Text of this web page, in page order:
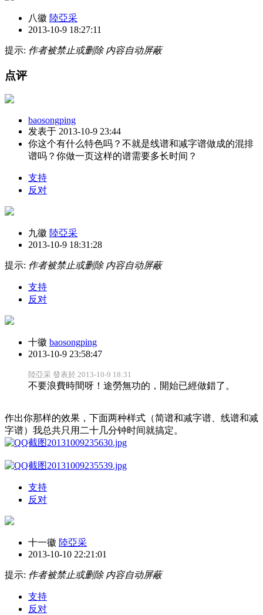
八徽 陸亞采
2013-10-9 18:27:11
提示: 作者被禁止或删除 内容自动屏蔽
点评
baosongping
发表于 2013-10-9 23:44
你这个有什么特色吗？不就是线谱和减字谱做成的混排
谱吗？你做一页这样的谱需要多长时间？
支持
反对
九徽 陸亞采
2013-10-9 18:31:28
提示: 作者被禁止或删除 内容自动屏蔽
支持
反对
十徽 baosongping
2013-10-9 23:58:47
陸亞采 發表於 2013-10-9 18:31
不要浪費時間呀！途勞無功的，開始已經做錯了。
作出你那样的效果，下面两种样式（简谱和减字谱、线谱和减
字谱）我总共只用二十几分钟时间就搞定。
支持
反对
十一徽 陸亞采
2013-10-10 22:21:01
提示: 作者被禁止或删除 内容自动屏蔽
支持
反对